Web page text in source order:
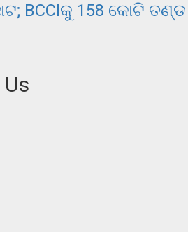
BCCIକୁ 158 କୋଟି ତଣ୍ଡ